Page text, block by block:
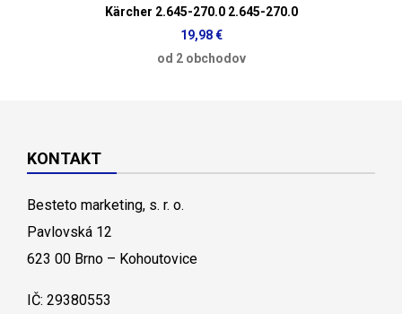
Kärcher 2.645-270.0 2.645-270.0
19,98 €
od 2 obchodov
KONTAKT
Besteto marketing, s. r. o.
Pavlovská 12
623 00 Brno – Kohoutovice
IČ: 29380553